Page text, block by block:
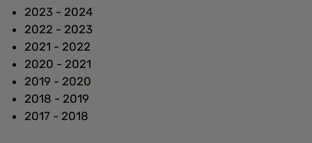
2023 - 2024
2022 - 2023
2021 - 2022
2020 - 2021
2019 - 2020
2018 - 2019
2017 - 2018